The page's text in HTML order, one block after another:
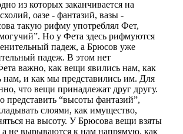
из которых заканчивается на
оазе - фантазий, вазы -
такую рифму употреблял Фет,
Но у Фета здесь рифмуются
падеж, а Брюсов уже
падеж. В этом нет
важно, как вещи явились нам, как
нам, и как мы представились им. Для
что вещи принадлежат друг другу.
“высоты фантазий”,
слоями, как имущество,
на высоту. У Брюсова вещи взяты
а не вырываются к нам напрямую, как